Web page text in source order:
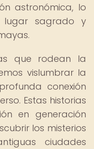
astronómica, lo
sagrado y
que rodean la
vislumbrar la
conexión
Estas historias
en generación
los misterios
ciudades